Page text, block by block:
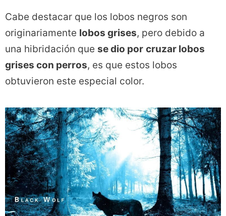
Cabe destacar que los lobos negros son
originariamente lobos grises, pero debido a
una hibridación que se dio por cruzar lobos
grises con perros, es que estos lobos
obtuvieron este especial color.